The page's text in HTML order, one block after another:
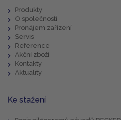
Produkty
O společnosti
Pronájem zařízení
Servis
Reference
Akční zboží
Kontakty
Aktuality
Ke stažení